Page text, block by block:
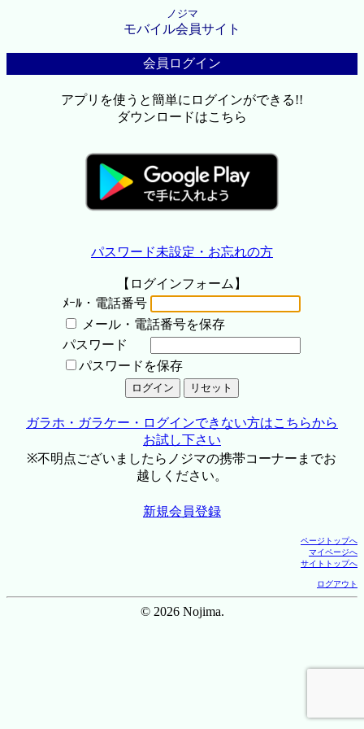
ノジマ
モバイル会員サイト
会員ログイン
アプリを使うと簡単にログインができる!!
ダウンロードはこちら
パスワード未設定・お忘れの方
【ログインフォーム】
ﾒｰﾙ・電話番号
メール・電話番号を保存
パスワード
パスワードを保存
ガラホ・ガラケー・ログインできない方はこちらから
お試し下さい
※不明点ございましたらノジマの携帯コーナーまでお
越しください。
新規会員登録
ページトップへ
マイページへ
サイトトップへ
ログアウト
© 2026 Nojima.